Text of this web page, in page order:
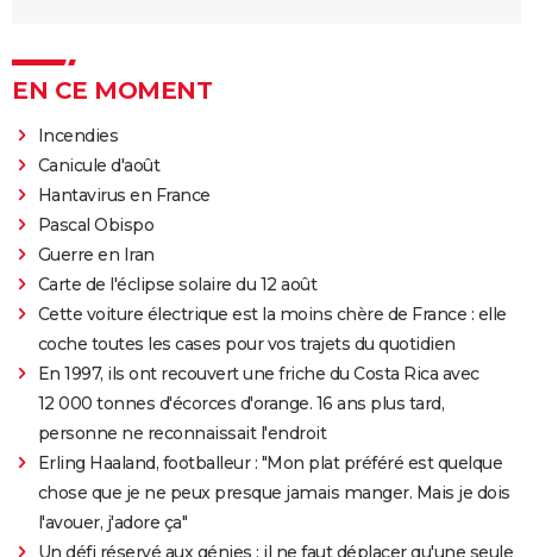
EN CE MOMENT
Incendies
Canicule d'août
Hantavirus en France
Pascal Obispo
Guerre en Iran
Carte de l'éclipse solaire du 12 août
Cette voiture électrique est la moins chère de France : elle
coche toutes les cases pour vos trajets du quotidien
En 1997, ils ont recouvert une friche du Costa Rica avec
12 000 tonnes d'écorces d'orange. 16 ans plus tard,
personne ne reconnaissait l'endroit
Erling Haaland, footballeur : "Mon plat préféré est quelque
chose que je ne peux presque jamais manger. Mais je dois
l'avouer, j'adore ça"
Un défi réservé aux génies : il ne faut déplacer qu'une seule